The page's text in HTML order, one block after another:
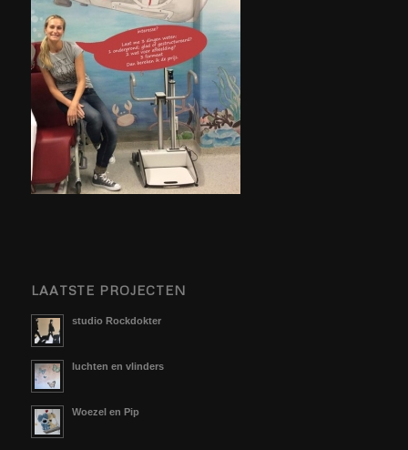
LAATSTE PROJECTEN
studio Rockdokter
luchten en vlinders
Woezel en Pip